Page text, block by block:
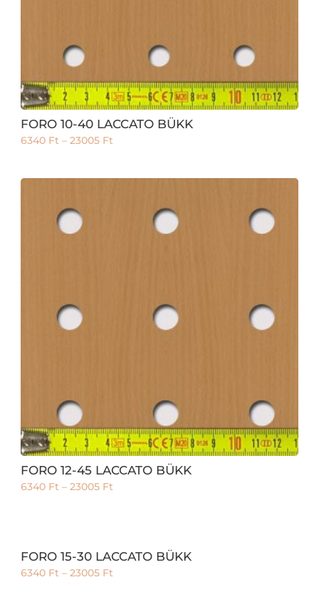
FORO 10-40 LACCATO BÜKK
6340 Ft – 23005 Ft
FORO 12-45 LACCATO BÜKK
6340 Ft – 23005 Ft
FORO 15-30 LACCATO BÜKK
6340 Ft – 23005 Ft